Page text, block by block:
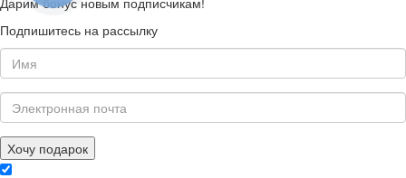
Подпишитесь на рассылку
Хочу подарок